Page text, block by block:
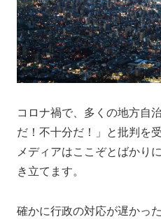
コロナ禍で、多くの地方自
だ！不十分だ！」と批判を
メディアはここぞとばかり
き立てます。
確かに行政の対応が遅かっ